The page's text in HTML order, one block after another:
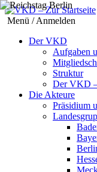
Menü / Anmelden
Der VKD
Aufgaben
Struktur
Der VKD –
Die Akteure
Präsidium